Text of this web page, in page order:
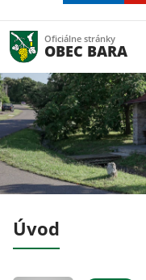
Oficiálne stránky
OBEC BARA
Úvod